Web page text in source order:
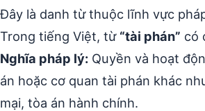
Đây là danh từ thuộc lĩnh vực
Trong tiếng Việt, từ “tài phán” có
Nghĩa pháp lý: Quyền và hoạt
án hoặc cơ quan tài phán khác
mại, tòa án hành chính.